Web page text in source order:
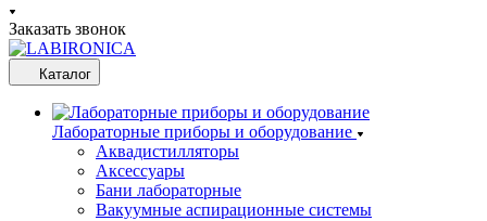
Заказать звонок
Каталог
Лабораторные приборы и оборудование
Аквадистилляторы
Аксессуары
Бани лабораторные
Вакуумные аспирационные системы